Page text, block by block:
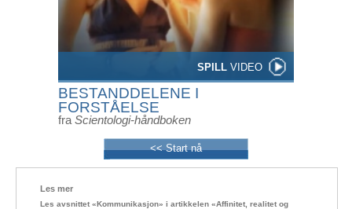
SPILL VIDEO
BESTANDDELENE I
FORSTÅELSE
fra Scientologi-håndboken
<< Start nå
Les mer
Les avsnittet «Kommunikasjon» i artikkelen «Affinitet, realitet og